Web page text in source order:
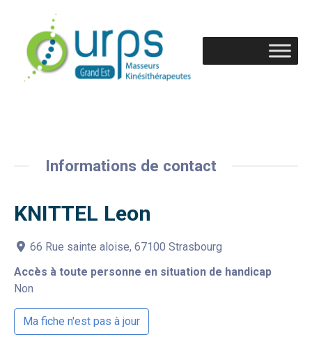
Informations de contact
KNITTEL Leon
66 Rue sainte aloise, 67100 Strasbourg
Accès à toute personne en situation de handicap
Non
Ma fiche n'est pas à jour